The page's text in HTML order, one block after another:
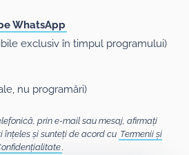
WhatsApp
exclusiv în timpul programului)
nu programări)
prin e-mail sau mesaj, afirmați
și sunteți de acord cu Termenii și
.